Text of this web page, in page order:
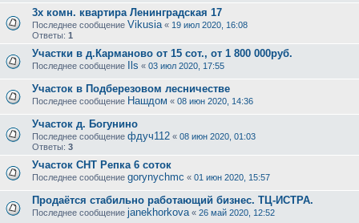
3х комн. квартира Ленинградская 17
Последнее сообщение Vikusia « 19 июл 2020, 16:08
Ответы: 1
Участки в д.Карманово от 15 сот., от 1 800 000руб.
Последнее сообщение Ils « 03 июл 2020, 17:55
Участок в Подберезовом лесничестве
Последнее сообщение Нашдом « 08 июн 2020, 14:36
Участок д. Богунино
Последнее сообщение фдуч112 « 08 июн 2020, 01:03
Ответы: 3
Участок СНТ Репка 6 соток
Последнее сообщение gorynychmc « 01 июн 2020, 15:57
Продаётся стабильно работающий бизнес. ТЦ-ИСТРА.
Последнее сообщение janekhorkova « 26 май 2020, 12:52